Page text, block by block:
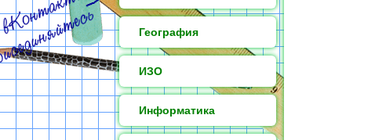
География
ИЗО
Информатика